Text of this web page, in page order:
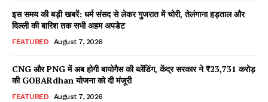
Facebook
X WhatsApp
Share
Read Latest News on AIN
इस समय की बड़ी खबरें: धर्म संसद से लेकर गुजरात में चोरी, तेलंगाना हड़ताल और
दिल्ली की बारिश तक सभी अहम अपडेट
FEATURED August 7, 2026
CNG और PNG में अब होगी बायोगैस की ब्लेंडिंग, केंद्र सरकार ने ₹23,731 करोड़
की GOBARdhan योजना को दी मंजूरी
FEATURED August 7, 2026